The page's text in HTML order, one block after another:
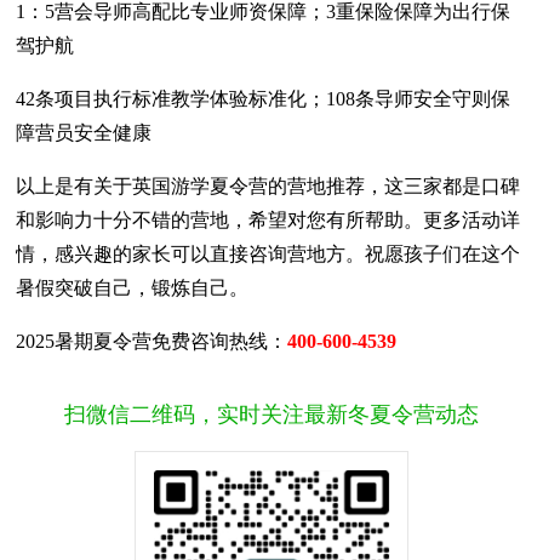
1：5营会导师高配比专业师资保障；3重保险保障为出行保
驾护航
42条项目执行标准教学体验标准化；108条导师安全守则保
障营员安全健康
以上是有关于英国游学夏令营的营地推荐，这三家都是口碑
和影响力十分不错的营地，希望对您有所帮助。更多活动详
情，感兴趣的家长可以直接咨询营地方。祝愿孩子们在这个
暑假突破自己，锻炼自己。
2025暑期夏令营免费咨询热线：400-600-4539
扫微信二维码，实时关注最新冬夏令营动态